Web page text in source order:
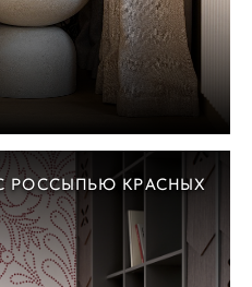
РОССЫПЬЮ КРАСНЫХ